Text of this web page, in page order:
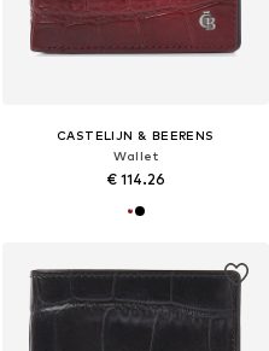
CASTELIJN & BEERENS
Wallet
€ 114.26